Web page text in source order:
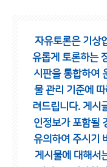
자유토론은 기상
유롭게 토론하는
시판을 통합하여
물 관리 기준에
려드립니다. 게시
인정보가 포함될
유의하여 주시기
게시물에 대해서